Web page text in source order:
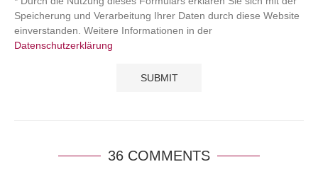
Speicherung und Verarbeitung Ihrer Daten durch diese Website
einverstanden. Weitere Informationen in der
Datenschutzerklärung
36 COMMENTS